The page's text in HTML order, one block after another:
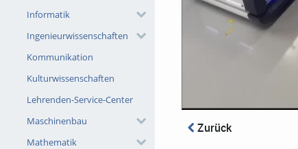
Informatik
Ingenieurwissenschaften
Kommunikation
Kulturwissenschaften
Lehrenden-Service-Center
Maschinenbau
Mathematik
Zurück